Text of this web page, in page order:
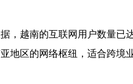
，越南的互联网用户数量
区的网络枢纽，适合跨